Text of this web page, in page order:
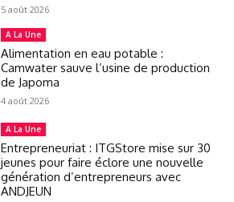
5 août 2026
A La Une
Alimentation en eau potable :
Camwater sauve l’usine de production
de Japoma
4 août 2026
A La Une
Entrepreneuriat : ITGStore mise sur 30
jeunes pour faire éclore une nouvelle
génération d’entrepreneurs avec
ANDJEUN